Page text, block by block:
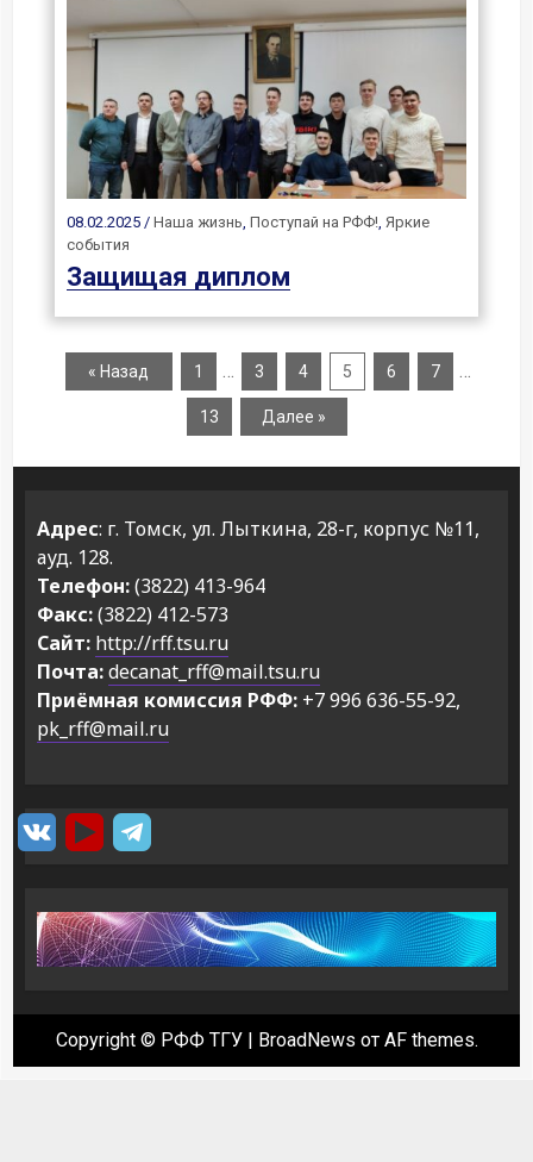
08.02.2025 / Наша жизнь, Поступай на РФФ!, Яркие
события
Защищая диплом
« Назад 1 … 3 4 5 6 7 …
13 Далее »
Адрес: г. Томск, ул. Лыткина, 28-г, корпус №11,
ауд. 128.
Телефон:(3822) 413-964
Факс:(3822) 412-573
Сайт: http://rff.tsu.ru
Почта:decanat_rff@mail.tsu.ru
Приёмная комиссия РФФ: +7 996 636-55-92,
pk_rff@mail.ru
Copyright © РФФ ТГУ | BroadNews от AF themes.